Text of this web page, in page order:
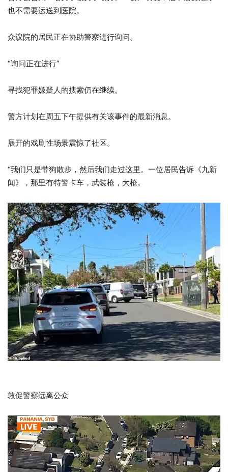
也不需要运送到医院。
众议院的居民正在协助警察进行询问。
“询问正在进行”
寻找犯罪嫌疑人的搜索仍在继续。
警方计划在周五下午提供有关该事件的最新消息。
展开的戏剧性场景震惊了社区。
“我们只是带狗散步，然后我们走过这里。一位居民告诉《九新
闻》，那里有特警卡车，武装枪，大枪。
敦促警察远离公众